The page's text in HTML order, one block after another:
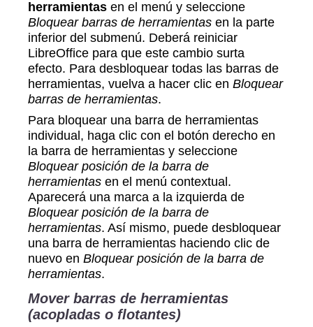
herramientas en el menú y seleccione
Bloquear barras de herramientas en la parte
inferior del submenú. Deberá reiniciar
LibreOffice para que este cambio surta
efecto. Para desbloquear todas las barras de
herramientas, vuelva a hacer clic en Bloquear
barras de herramientas.
Para bloquear una barra de herramientas
individual, haga clic con el botón derecho en
la barra de herramientas y seleccione
Bloquear posición de la barra de
herramientas en el menú contextual.
Aparecerá una marca a la izquierda de
Bloquear posición de la barra de
herramientas. Así mismo, puede desbloquear
una barra de herramientas haciendo clic de
nuevo en Bloquear posición de la barra de
herramientas.
Mover barras de herramientas
(acopladas o flotantes)